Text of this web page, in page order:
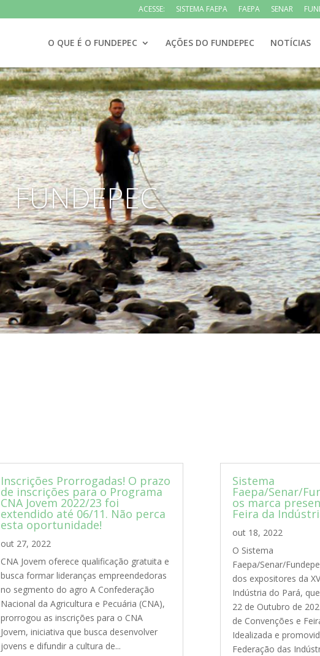
ACESSE: SISTEMA FAEPA FAEPA SENAR
O QUE É O FUNDEPEC AÇÕES DO FUNDEPEC NOTÍCIAS
FUNDEPEC
Inscrições Prorrogadas! O prazo
de inscrições para o Programa
CNA Jovem 2022/23 foi
extendido até 06/11. Não perca
esta oportunidade!
out 27, 2022
CNA Jovem oferece qualificação gratuita e
busca formar lideranças empreendedoras
no segmento do agro A Confederação
Nacional da Agricultura e Pecuária (CNA),
prorrogou as inscrições para o CNA
Jovem, iniciativa que busca desenvolver
jovens e difundir a cultura de...
Sistema
Faepa/Senar/
os marca
Feira da
out 18, 2022
O Sistema
Faepa/Senar/
dos expositores da
Indústria do Pará,
22 de Outubro de
de Convenções e
Idealizada e
Federação das